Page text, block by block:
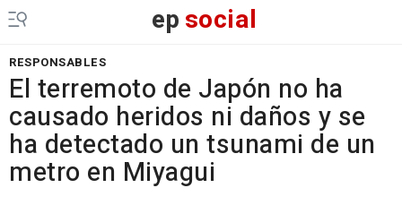
epsocial
RESPONSABLES
El terremoto de Japón no ha
causado heridos ni daños y se
ha detectado un tsunami de un
metro en Miyagui